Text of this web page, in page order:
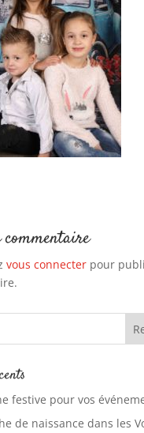
vous connecterpour
festive pour vos
de naissance dans les